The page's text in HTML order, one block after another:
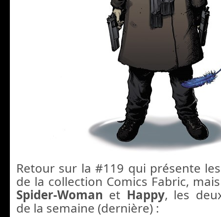
Retour sur la #119 qui présente
de la collection Comics Fabric,
Spider-Woman et Happy, les
de la semaine (dernière) :